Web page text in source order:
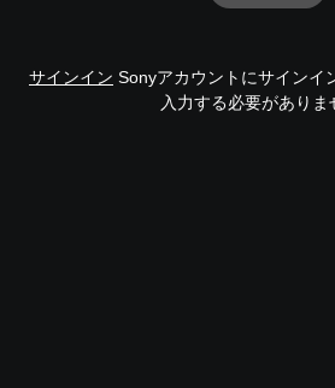
サインイン Sonyアカウントにサインイ
入力する必要がありま